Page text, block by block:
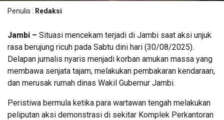
Penulis : Redaksi
Jambi – Situasi mencekam terjadi di Jambi saat aksi unjuk
rasa berujung ricuh pada Sabtu dini hari (30/08/2025).
Delapan jurnalis nyaris menjadi korban amukan massa yang
membawa senjata tajam, melakukan pembakaran kendaraan,
dan merusak rumah dinas Wakil Gubernur Jambi.
Peristiwa bermula ketika para wartawan tengah melakukan
peliputan aksi demonstrasi di sekitar Komplek Perkantoran